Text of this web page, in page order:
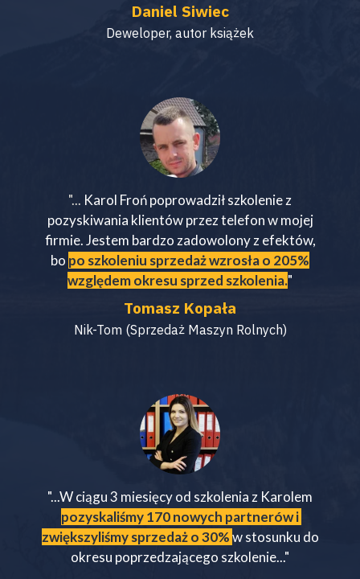
Daniel Siwiec
Deweloper, autor książek
"... Karol Froń poprowadził szkolenie z
pozyskiwania klientów przez telefon w mojej
firmie. Jestem bardzo zadowolony z efektów,
bo po szkoleniu sprzedaż wzrosła o 205%
względem okresu sprzed szkolenia."
Tomasz Kopała
Nik-Tom (Sprzedaż Maszyn Rolnych)
"...W ciągu 3 miesięcy od szkolenia z Karolem
pozyskaliśmy 170 nowych partnerów i
zwiększyliśmy sprzedaż o 30%w stosunku do
okresu poprzedzającego szkolenie..."